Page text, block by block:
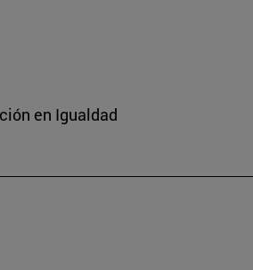
en Igualdad